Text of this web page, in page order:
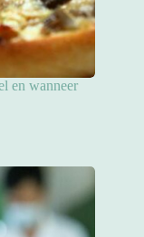
en wanneer